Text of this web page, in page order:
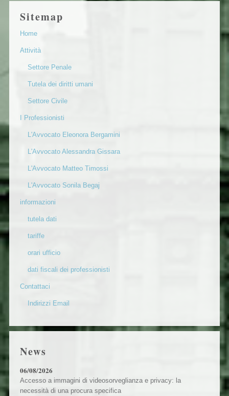
Sitemap
Home
Attività
Settore Penale
Tutela dei diritti umani
Settore Civile
I Professionisti
L'Avvocato Eleonora Bergamini
L'Avvocato Alessandra Gissara
L'Avvocato Matteo Timossi
L'Avvocato Sonila Begaj
informazioni
tutela dati
tariffe
orari ufficio
dati fiscali dei professionisti
Contattaci
Indirizzi Email
News
06/08/2026
Accesso a immagini di videosorveglianza e privacy: la
necessità di una procura specifica